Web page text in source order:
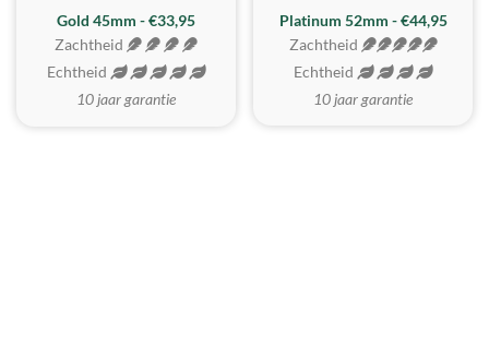
REALISTISCH
Gold 45mm - €33,95
Zachtheid
Echtheid
10 jaar garantie
ZACHTSTE
Platinum 52mm - €44,95
Zachtheid
Echtheid
10 jaar garantie